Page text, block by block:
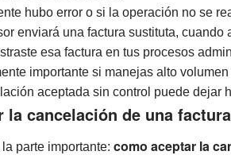
hubo error o si la operación no se
enviará una factura sustituta, cuando
esa factura en tus procesos
importante si manejas alto
aceptada sin control puede dejar
la cancelación de una
parte importante: como aceptar la